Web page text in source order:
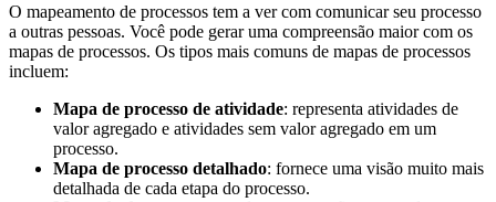
O mapeamento de processos tem a ver com comunicar seu processo
a outras pessoas. Você pode gerar uma compreensão maior com os
mapas de processos. Os tipos mais comuns de mapas de processos
incluem:
Mapa de processo de atividade: representa atividades de
valor agregado e atividades sem valor agregado em um
processo.
Mapa de processo detalhado: fornece uma visão muito mais
detalhada de cada etapa do processo.